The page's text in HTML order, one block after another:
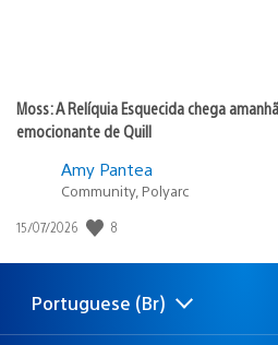
Moss: A Relíquia Esquecida chega
emocionante de Quill
Amy Pantea
Community, Polyarc
Data
publicação:
15/07/2026 8
Selecione
Região
Portuguese (Br)